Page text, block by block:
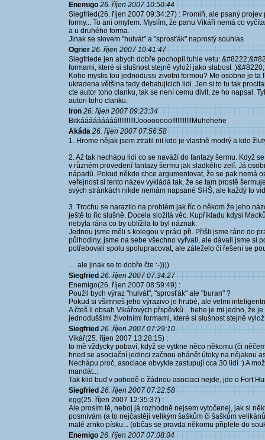
Enemigo 26. říjen 2007 10:50:44
Siegfried(26. říjen 2007 09:34:27) : Promiň, ale psaný
formy... To ani omylem. Myslím, že panu Vikáři nemá co
a u druhého forma.
Jinak se slovem "hulvát" a "sprosťák" naprostý souhlas
Ogrier 26. říjen 2007 10:41:47
Siegfriede jen abych dobře pochopil tuhle vetu:
formami, které si slušnost stejně vyloží jako slabost
Koho myslis tou jednodussi zivotni formou? Me osobne je
ukradena většina tady debatujicich lidi. Jen si to tu tak
cte autor toho clanku, tak se není cemu divit, ze ho napsal.
autori toho clanku.
Iron 26. říjen 2007 09:23:34
Bitkááááááááá!!!!!!!!!!Joooooooo!!!!!!!!!!!Muhehehe
Akáda 26. říjen 2007 07:56:58
1. Hrome nějak jsem ztratil nit kdo je vlastně modrý a kdo
2. Až tak nechápu lidi co se naváží do fantazy šermu. Když
v různém provedení fantazy šermu jak sladkého zelí. Já
nápadů. Pokud někdo chce argumentovat, že se pak nemá
veřejnost si tento název vykládá tak, že se tam prostě
svých stránkách nikde nemám napsané SHŠ, ale každý to
3. Trochu se narazilo na problém jak říc o někom že jeho
ještě to říc slušně. Docela složitá věc. Kupříkladu kdysi
nebyla rána co by ublížila to byl náznak.
Jednou jsme měli s kolegou v práci při. Přišli jsme ráno do
půlhodiny, jsme na sebe všechno vyřvali, ale dávali jsme si
potřebovali spolu spolupracovat, ale záleželo čí řešení se
.... ale jinak se to dobře čte :-))))
Siegfried 26. říjen 2007 07:34:27
Enemigo(26. říjen 2007 08:59:49) :
Použil bych výraz "hulvát", "sprosťák" ale "buran" ?
Pokud si všimneš jeho výrazivo je hrubé, ale velmi
A čteš li obsah Vikářových přspěvků... hehe je mi jedno, že
jednoduššími životními formami, které si slušnost stejně
Siegfried 26. říjen 2007 07:29:10
Vikář(25. říjen 2007 13:28:15) :
to mě vždycky pobaví, když se vytkne něco někomu (či
hned se asociační jedinci začnou ohánět útoky na nějakou
Nechápu proč, asociace obvykle zastupují cca 30 lidí :) A
mandát...
Tak klid buď v pohodě o žádnou asociaci nejde, jde o Fort
Siegfried 26. říjen 2007 07:22:58
egg(25. říjen 2007 12:35:37) :
Ale prosím tě, neboj já rozhodně nejsem vytočenej, jak si
posmívám (a to nejčastěji velikým šaškům či šaškům
malé zrnko písku... (občas se pravda někomu připlete do
Enemigo 26. říjen 2007 07:08:04